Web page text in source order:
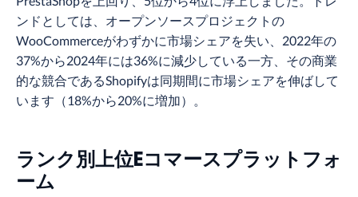
ンドとしては、オープンソースプロジェクトの
WooCommerceがわずかに市場シェアを失い、2022年の
37%から2024年には36%に減少している一方、その商業
的な競合であるShopifyは同期間に市場シェアを伸ばして
います（18%から20%に増加）。
ランク別上位Eコマースプラットフォ
ーム